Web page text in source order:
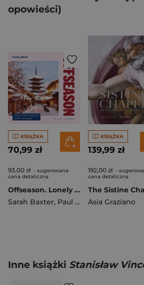
opowieści)
KSIĄŻKA
70,99 zł
93,00 zł - sugerowana
cena detaliczna
Offseason. Lonely Planet
Sarah Baxter, Paul Bloomfield
KSIĄŻKA
139,99 zł
192,00 zł -
cena detaliczna
The Sistine
Asia Graziano
Inne książki Stanisław